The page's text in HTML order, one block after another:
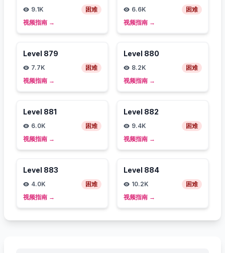
9.1K
困难
视频指南 →
6.6K
困难
视频指南 →
Level 879
7.7K
困难
视频指南 →
Level 880
8.2K
困难
视频指南 →
Level 881
6.0K
困难
视频指南 →
Level 882
9.4K
困难
视频指南 →
Level 883
4.0K
困难
视频指南 →
Level 884
10.2K
困难
视频指南 →